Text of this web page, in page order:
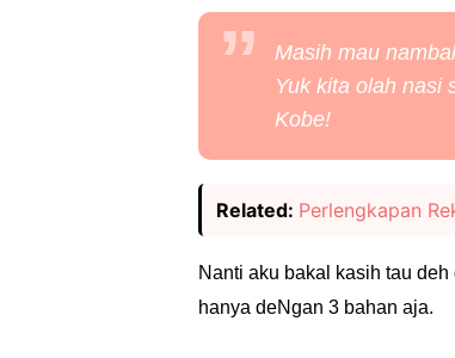
Masih mau
Yuk kita olah nasi
Kobe!
Related: Perlengkapan
Nanti aku bakal kasih tau
hanya deNgan 3 bahan aja.